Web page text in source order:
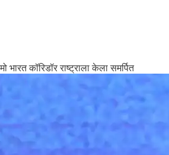
कॉरिडॉर राष्ट्राला केला समर्पित